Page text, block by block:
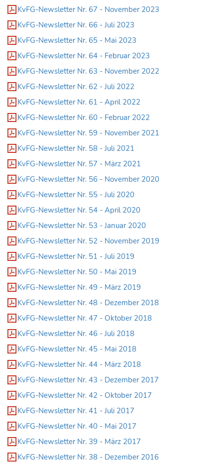
KvFG-Newsletter Nr. 67 - November 2023
KvFG-Newsletter Nr. 66 - Juli 2023
KvFG-Newsletter Nr. 65 - Mai 2023
KvFG-Newsletter Nr. 64 - Februar 2023
KvFG-Newsletter Nr. 63 - November 2022
KvFG-Newsletter Nr. 62 - Juli 2022
KvFG-Newsletter Nr. 61 - April 2022
KvFG-Newsletter Nr. 60 - Februar 2022
KvFG-Newsletter Nr. 59 - November 2021
KvFG-Newsletter Nr. 58 - Juli 2021
KvFG-Newsletter Nr. 57 - März 2021
KvFG-Newsletter Nr. 56 - November 2020
KvFG-Newsletter Nr. 55 - Juli 2020
KvFG-Newsletter Nr. 54 - April 2020
KvFG-Newsletter Nr. 53 - Januar 2020
KvFG-Newsletter Nr. 52 - November 2019
KvFG-Newsletter Nr. 51 - Juli 2019
KvFG-Newsletter Nr. 50 - Mai 2019
KvFG-Newsletter Nr. 49 - März 2019
KvFG-Newsletter Nr. 48 - Dezember 2018
KvFG-Newsletter Nr. 47 - Oktober 2018
KvFG-Newsletter Nr. 46 - Juli 2018
KvFG-Newsletter Nr. 45 - Mai 2018
KvFG-Newsletter Nr. 44 - März 2018
KvFG-Newsletter Nr. 43 - Dezember 2017
KvFG-Newsletter Nr. 42 - Oktober 2017
KvFG-Newsletter Nr. 41 - Juli 2017
KvFG-Newsletter Nr. 40 - Mai 2017
KvFG-Newsletter Nr. 39 - März 2017
KvFG-Newsletter Nr. 38 - Dezember 2016